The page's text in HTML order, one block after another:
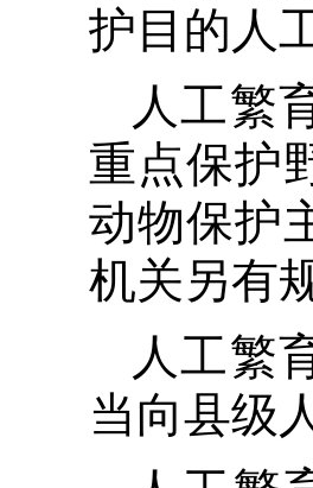
护目的人
人工繁
重点保护
动物保护
机关另有
人工繁
当向县级